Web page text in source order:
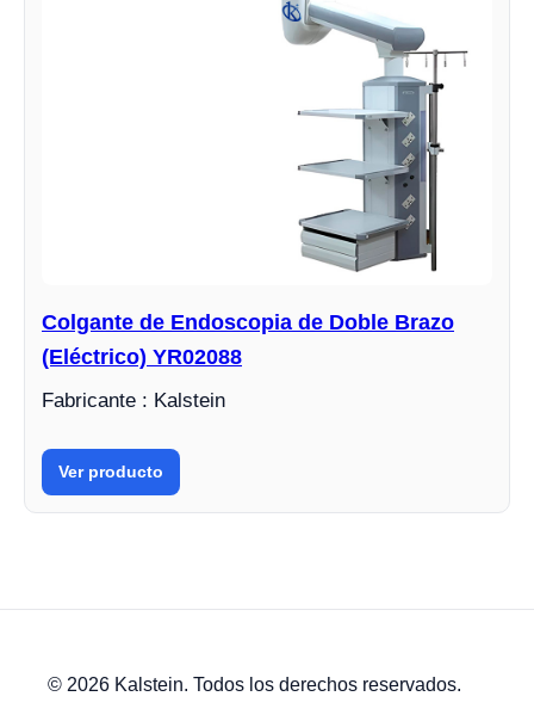
Colgante de Endoscopia de Doble Brazo
(Eléctrico) YR02088
Fabricante : Kalstein
Ver producto
© 2026 Kalstein. Todos los derechos reservados.